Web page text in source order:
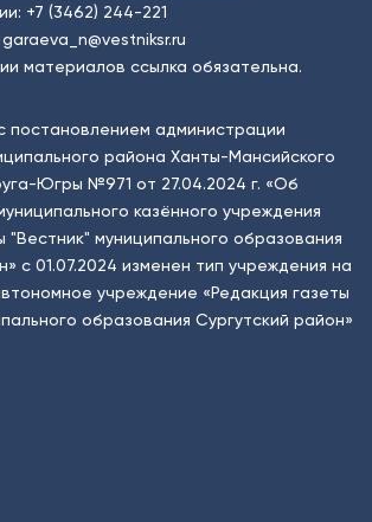
+7 (3462) 244-221
garaeva_n@vestniksr.ru
материалов ссылка обязательна.
постановлением администрации
района Ханты-Мансийского
Югры №971 от 27.04.2024 г. «Об
казённого учреждения
"Вестник" муниципального образования
с 01.07.2024 изменен тип учреждения на
учреждение «Редакция газеты
образования Сургутский район»